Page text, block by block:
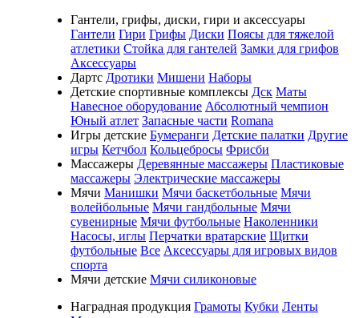
Гантели, грифы, диски, гири и аксессуары
Гантели Гири Грифы Диски Поясы для тяжелой
атлетики Стойка для гантелей Замки для грифов
Аксессуары
Дартс Дротики Мишени Наборы
Детские спортивные комплексы Дск Маты
Навесное оборудование Абсолютный чемпион
Юный атлет Запасные части Romana
Игры детские Бумеранги Детские палатки Другие
игры Кетчбол Кольцебросы Фрисби
Массажеры Деревянные массажеры Пластиковые
массажеры Электрические массажеры
Мячи Манишки Мячи баскетбольные Мячи
волейбольные Мячи гандбольные Мячи
сувенирные Мячи футбольные Наколенники
Насосы, иглы Перчатки вратарские Щитки
футбольные Все Аксессуары для игровых видов
спорта
Мячи детские Мячи силиконовые
Наградная продукция Грамоты Кубки Ленты